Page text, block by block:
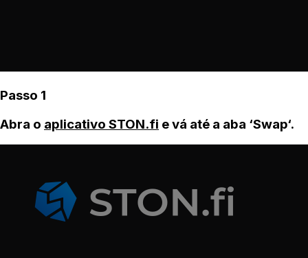
Passo 1
Abra o aplicativo STON.fi e vá até a aba ‘Swap‘.